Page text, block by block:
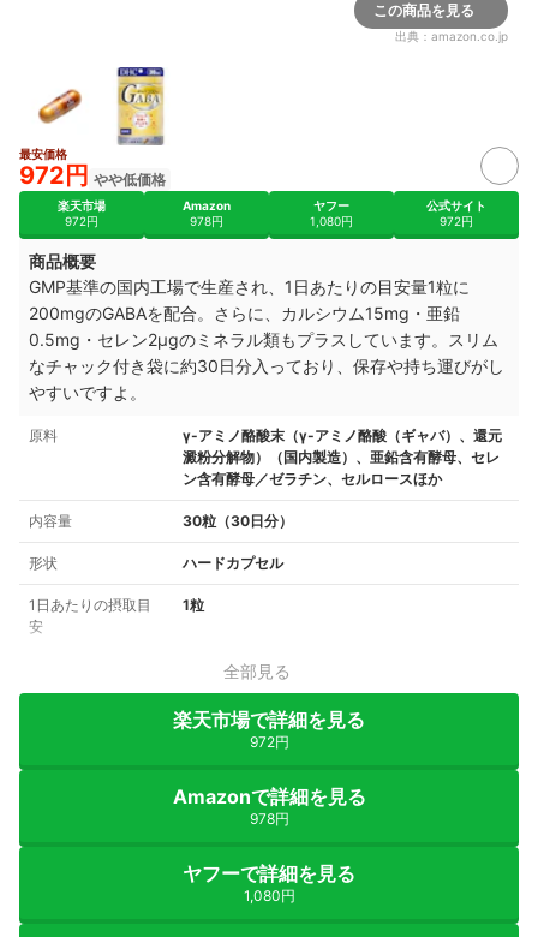
この商品を見る
出典： amazon.co.jp
最安価格
972円 やや低価格
楽天市場
972円
Amazon
978円
ヤフー
1,080円
公式サイト
972円
商品概要
GMP基準の国内工場で生産され、1日あたりの目安量1粒に
200mgのGABAを配合。さらに、カルシウム15mg・亜鉛
0.5mg・セレン2μgのミネラル類もプラスしています。スリム
なチャック付き袋に約30日分入っており、保存や持ち運びがし
やすいですよ。
原料
γ-アミノ酪酸末（γ-アミノ酪酸（ギャバ）、還元
澱粉分解物）（国内製造）、亜鉛含有酵母、セレ
ン含有酵母／ゼラチン、セルロースほか
内容量 30粒（30日分）
形状 ハードカプセル
1日あたりの摂取目
安
1粒
全部見る
楽天市場で詳細を見る
972円
Amazonで詳細を見る
978円
ヤフーで詳細を見る
1,080円